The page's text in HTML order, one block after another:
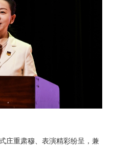
庄重肃穆、表演精彩纷呈，兼